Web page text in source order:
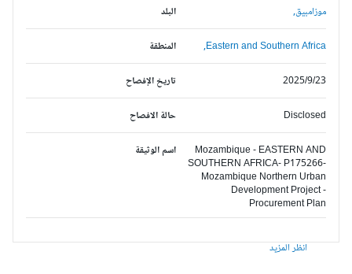
البلد موزامبيق,
المنطقة Eastern and Southern Africa,
تاريخ الإفصاح 2025/9/23
حالة الافصاح Disclosed
اسم الوثيقة
Mozambique - EASTERN AND
SOUTHERN AFRICA- P175266-
Mozambique Northern Urban
Development Project -
Procurement Plan
انظر المزيد